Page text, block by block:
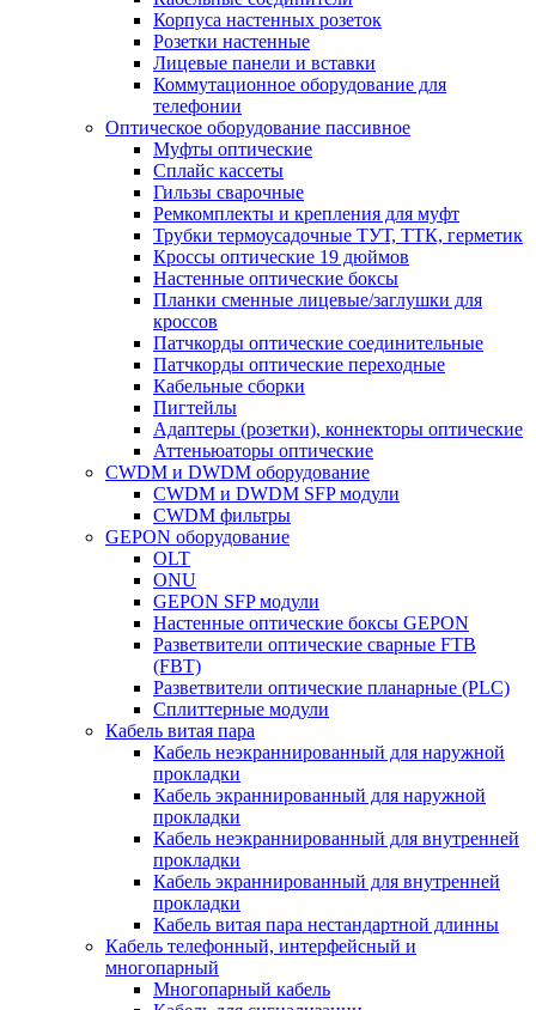
Корпуса настенных розеток
Розетки настенные
Лицевые панели и вставки
Коммутационное оборудование для
телефонии
Оптическое оборудование пассивное
Муфты оптические
Сплайс кассеты
Гильзы сварочные
Ремкомплекты и крепления для муфт
Трубки термоусадочные ТУТ, ТТК, герметик
Кроссы оптические 19 дюймов
Настенные оптические боксы
Планки сменные лицевые/заглушки для
кроссов
Патчкорды оптические соединительные
Патчкорды оптические переходные
Кабельные сборки
Пигтейлы
Адаптеры (розетки), коннекторы оптические
Аттеньюаторы оптические
CWDM и DWDM оборудование
CWDM и DWDM SFP модули
CWDM фильтры
GEPON оборудование
OLT
ONU
GEPON SFP модули
Настенные оптические боксы GEPON
Разветвители оптические сварные FTB
(FBT)
Разветвители оптические планарные (PLC)
Сплиттерные модули
Кабель витая пара
Кабель неэкраннированный для наружной
прокладки
Кабель экраннированный для наружной
прокладки
Кабель неэкраннированный для внутренней
прокладки
Кабель экраннированный для внутренней
прокладки
Кабель витая пара нестандартной длинны
Кабель телефонный, интерфейсный и
многопарный
Многопарный кабель